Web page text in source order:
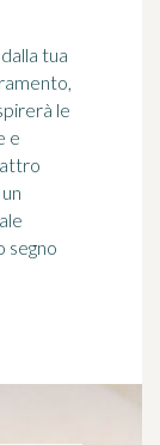
tua
le
e
segno